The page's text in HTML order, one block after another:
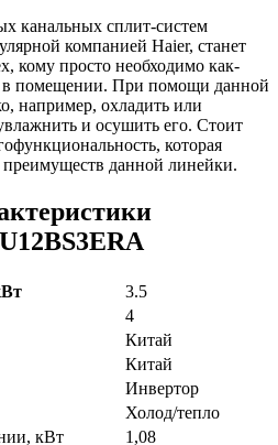
канальных сплит-систем
компанией Haier, станет
кому просто необходимо как-
в помещении. При помощи данной
например, охладить или
и осушить его. Стоит
которая
преимуществ данной линейки.
3.5
4
Китай
Китай
Инвертор
Холод/тепло
кВт
1,08